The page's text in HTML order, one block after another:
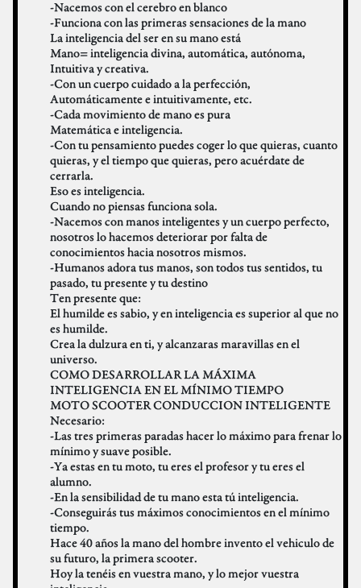
-Nacemos con el cerebro en blanco
-Funciona con las primeras sensaciones de la mano
La inteligencia del ser en su mano está
Mano= inteligencia divina, automática, autónoma,
Intuitiva y creativa.
-Con un cuerpo cuidado a la perfección,
Automáticamente e intuitivamente, etc.
-Cada movimiento de mano es pura
Matemática e inteligencia.
-Con tu pensamiento puedes coger lo que quieras, cuanto
quieras, y el tiempo que quieras, pero acuérdate de
cerrarla.
Eso es inteligencia.
Cuando no piensas funciona sola.
-Nacemos con manos inteligentes y un cuerpo perfecto,
nosotros lo hacemos deteriorar por falta de
conocimientos hacia nosotros mismos.
-Humanos adora tus manos, son todos tus sentidos, tu
pasado, tu presente y tu destino
Ten presente que:
El humilde es sabio, y en inteligencia es superior al que no
es humilde.
Crea la dulzura en ti, y alcanzaras maravillas en el
universo.
COMO DESARROLLAR LA MÁXIMA
INTELIGENCIA EN EL MÍNIMO TIEMPO
MOTO SCOOTER CONDUCCION INTELIGENTE
Necesario:
-Las tres primeras paradas hacer lo máximo para frenar lo
mínimo y suave posible.
-Ya estas en tu moto, tu eres el profesor y tu eres el
alumno.
-En la sensibilidad de tu mano esta tú inteligencia.
-Conseguirás tus máximos conocimientos en el mínimo
tiempo.
Hace 40 años la mano del hombre invento el vehiculo de
su futuro, la primera scooter.
Hoy la tenéis en vuestra mano, y lo mejor vuestra